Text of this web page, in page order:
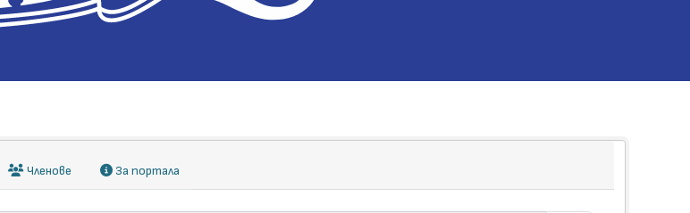
Членове За портала